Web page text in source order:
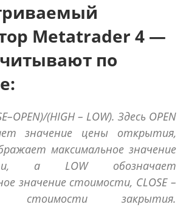
Metatrader 4 —
по
(HIGH – LOW). Здесь OPEN
значение цены открытия,
максимальное значение
а LOW обозначает
значение стоимости, CLOSE –
стоимости закрытия.